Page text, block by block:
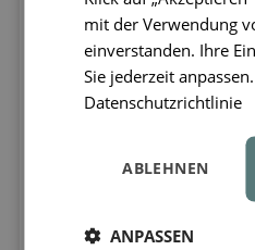
umweltfreundlich ist.
an und bietet ein
Kunststoffalternativen
können. Darüber hinaus
widerstandsfähig,
Balancierbalken
standhalten.
Spaß für die
mit der Verwendung
einverstanden. Ihre
Sie jederzeit anpassen.
Datenschutzrichtlinie
ABLEHNEN
ANPASSEN